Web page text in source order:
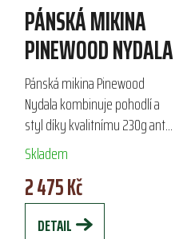
PÁNSKÁ MIKINA
PINEWOOD NYDALA
Pánská mikina Pinewood
Nydala kombinuje pohodlí a
styl díky kvalitnímu 230g anti-
pilling fleesu. Ideální pro
outdoorové aktivity jako lov a
turistika, disponuje
praktickými...
Skladem
2 475 Kč
DETAIL